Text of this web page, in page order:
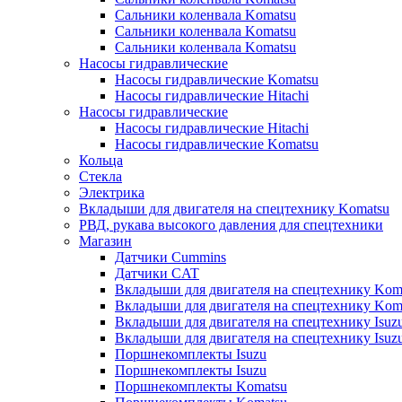
Сальники коленвала Komatsu
Сальники коленвала Komatsu
Сальники коленвала Komatsu
Насосы гидравлические
Насосы гидравлические Komatsu
Насосы гидравлические Hitachi
Насосы гидравлические
Насосы гидравлические Hitachi
Насосы гидравлические Komatsu
Кольца
Стекла
Электрика
Вкладыши для двигателя на спецтехнику Komatsu
РВД, рукава высокого давления для спецтехники
Магазин
Датчики Cummins
Датчики CAT
Вкладыши для двигателя на спецтехнику
Вкладыши для двигателя на спецтехнику
Вкладыши для двигателя на спецтехнику
Вкладыши для двигателя на спецтехнику
Поршнекомплекты Isuzu
Поршнекомплекты Isuzu
Поршнекомплекты Komatsu